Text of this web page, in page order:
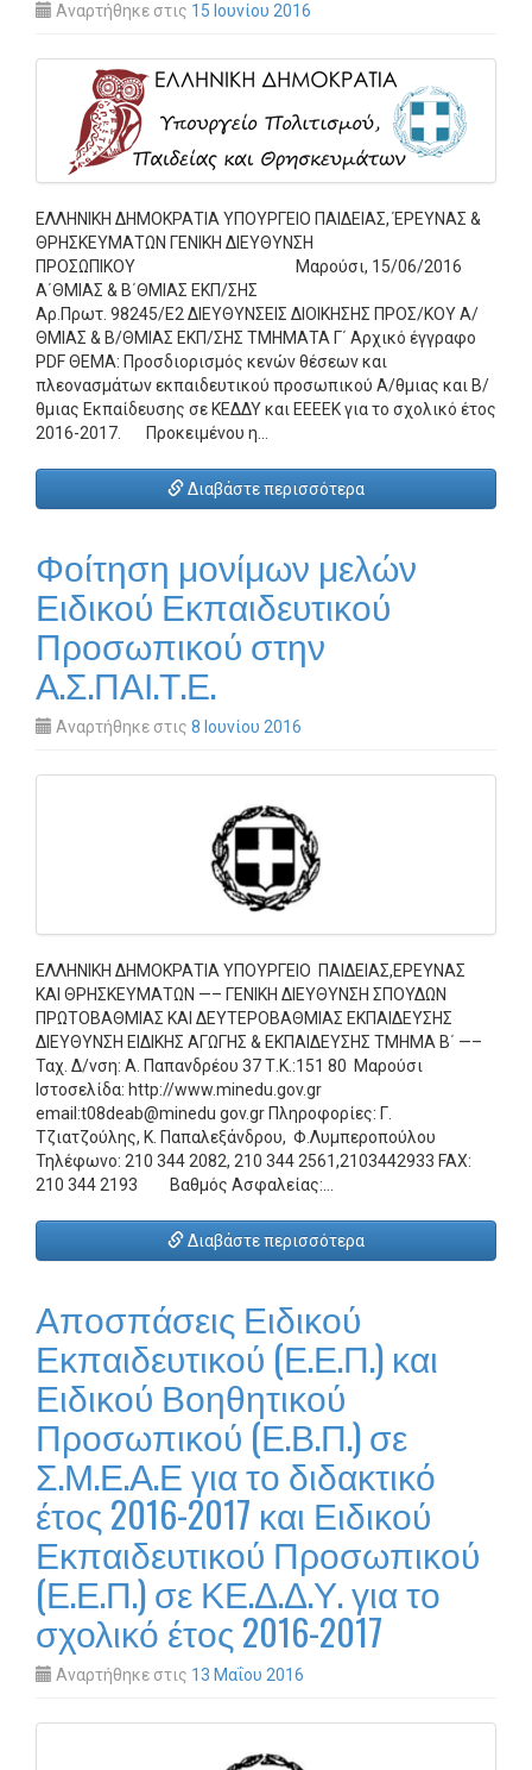
Αναρτήθηκε στις 15 Ιουνίου 2016
ΕΛΛΗΝΙΚΗ ΔΗΜΟΚΡΑΤΙΑ ΥΠΟΥΡΓΕΙΟ ΠΑΙΔΕΙΑΣ, ΈΡΕΥΝΑΣ &
ΘΡΗΣΚΕΥΜΑΤΩΝ ΓΕΝΙΚΗ ΔΙΕΥΘΥΝΣΗ
ΠΡΟΣΩΠΙΚΟΥ Μαρούσι, 15/06/2016
Α΄ΘΜΙΑΣ & Β΄ΘΜΙΑΣ ΕΚΠ/ΣΗΣ
Αρ.Πρωτ. 98245/Ε2 ΔΙΕΥΘΥΝΣΕΙΣ ΔΙΟΙΚΗΣΗΣ ΠΡΟΣ/ΚΟΥ Α/
ΘΜΙΑΣ & Β/ΘΜΙΑΣ ΕΚΠ/ΣΗΣ ΤΜΗΜΑΤΑ Γ΄ Αρχικό έγγραφο
PDF ΘΕΜΑ: Προσδιορισμός κενών θέσεων και
πλεονασμάτων εκπαιδευτικού προσωπικού Α/θμιας και Β/
θμιας Εκπαίδευσης σε ΚΕΔΔΥ και ΕΕΕΕΚ για το σχολικό έτος
2016-2017. Προκειμένου η…
Διαβάστε περισσότερα
Φοίτηση μονίμων μελών
Ειδικού Εκπαιδευτικού
Προσωπικού στην
Α.Σ.ΠΑΙ.Τ.Ε.
Αναρτήθηκε στις 8 Ιουνίου 2016
ΕΛΛΗΝΙΚΗ ΔΗΜΟΚΡΑΤΙΑ ΥΠΟΥΡΓΕΙΟ ΠΑΙΔΕΙΑΣ,ΕΡΕΥΝΑΣ
ΚΑΙ ΘΡΗΣΚΕΥΜΑΤΩΝ —– ΓΕΝΙΚΗ ΔΙΕΥΘΥΝΣΗ ΣΠΟΥΔΩΝ
ΠΡΩΤΟΒΑΘΜΙΑΣ ΚΑΙ ΔΕΥΤΕΡΟΒΑΘΜΙΑΣ ΕΚΠΑΙΔΕΥΣΗΣ
ΔΙΕΥΘΥΝΣΗ ΕΙΔΙΚΗΣ ΑΓΩΓΗΣ & ΕΚΠΑΙΔΕΥΣΗΣ ΤΜΗΜΑ Β΄ —–
Ταχ. Δ/νση: Α. Παπανδρέου 37 Τ.Κ.:151 80 Μαρούσι
Ιστοσελίδα: http://www.minedu.gov.gr
email:t08deab@minedu gov.gr Πληροφορίες: Γ.
Τζιατζούλης, Κ. Παπαλεξάνδρου, Φ.Λυμπεροπούλου
Τηλέφωνο: 210 344 2082, 210 344 2561,2103442933 FAX:
210 344 2193 Βαθμός Ασφαλείας:…
Διαβάστε περισσότερα
Αποσπάσεις Ειδικού
Εκπαιδευτικού (Ε.Ε.Π.) και
Ειδικού Βοηθητικού
Προσωπικού (Ε.Β.Π.) σε
Σ.Μ.Ε.Α.Ε για το διδακτικό
έτος 2016-2017 και Ειδικού
Εκπαιδευτικού Προσωπικού
(Ε.Ε.Π.) σε ΚΕ.Δ.Δ.Υ. για το
σχολικό έτος 2016-2017
Αναρτήθηκε στις 13 Μαΐου 2016